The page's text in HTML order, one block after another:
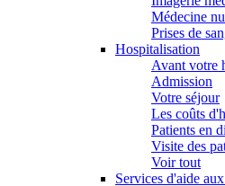
Médecine
Prises de
Hospitalisation
Avant votre
Admission
Votre séjour
Les coûts
Patients en
Visite des
Voir tout
Services d'aide